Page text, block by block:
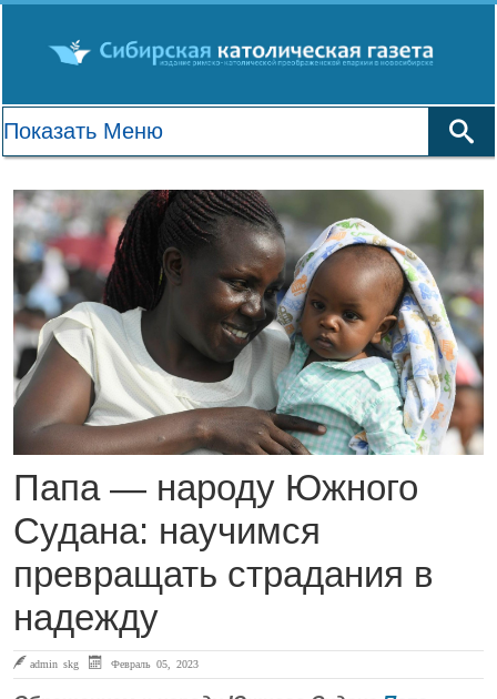
Папа — народу Южного
Судана: научимся
превращать страдания в
надежду
admin skg Февраль 05, 2023